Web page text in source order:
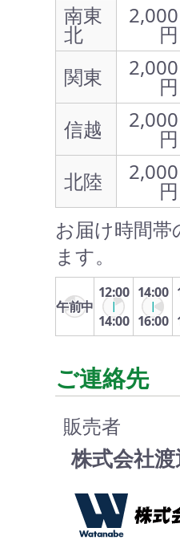
南東
北
2,000
円
関東
2,000
円
信越
2,000
円
北陸
2,000
円
お届け時間帯
ます。
午前中
12:00
14:00
14:00
16:00
ご連絡先
販売者
株式会社